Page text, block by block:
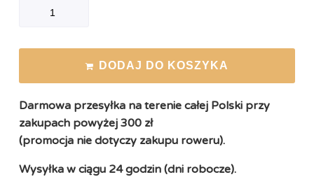
DODAJ DO KOSZYKA
Darmowa przesyłka na terenie całej Polski przy
zakupach powyżej 300 zł
(promocja nie dotyczy zakupu roweru).
Wysyłka w ciągu 24 godzin (dni robocze).